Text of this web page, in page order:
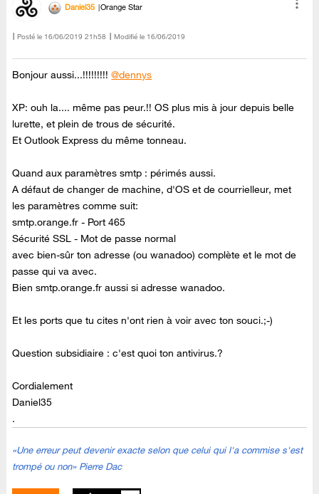
Daniel35 Orange Star
Posté le ‎16/06/2019 21h58 Modifié le 16/06/2019
Bonjour aussi...!!!!!!!!!@dennys
XP: ouh la.... même pas peur.!! OS plus mis à jour depuis belle
lurette, et plein de trous de sécurité.
Et Outlook Express du même tonneau.
Quand aux paramètres smtp : périmés aussi.
A défaut de changer de machine, d'OS et de courrielleur, met
les paramètres comme suit:
smtp.orange.fr - Port 465
Sécurité SSL - Mot de passe normal
avec bien-sûr ton adresse (ou wanadoo) complète et le mot de
passe qui va avec.
Bien smtp.orange.fr aussi si adresse wanadoo.
Et les ports que tu cites n'ont rien à voir avec ton souci.;-)
Question subsidiaire : c'est quoi ton antivirus.?
Cordialement
Daniel35
.
«Une erreur peut devenir exacte selon que celui qui l'a commise s'est
trompé ou non» Pierre Dac